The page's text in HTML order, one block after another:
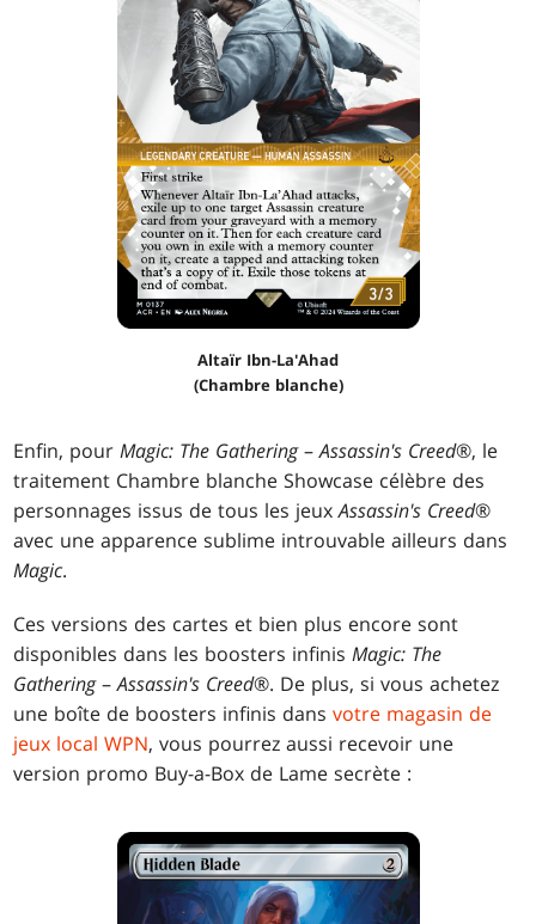
Altaïr Ibn-La'Ahad
(Chambre blanche)
Enfin, pourMagic: The Gathering–Assassin's Creed®, le
traitement Chambre blanche Showcase célèbre des
personnages issus de tous les jeuxAssassin's Creed®
avec une apparence sublime introuvable ailleurs dans
Magic.
Ces versions des cartes et bien plus encore sont
disponibles dans les boosters infinisMagic: The
Gathering–Assassin's Creed®. De plus, si vous achetez
une boîte de boosters infinis dansvotre magasin de
jeux local WPN, vous pourrez aussi recevoir une
version promo Buy-a-Box de Lame secrète :